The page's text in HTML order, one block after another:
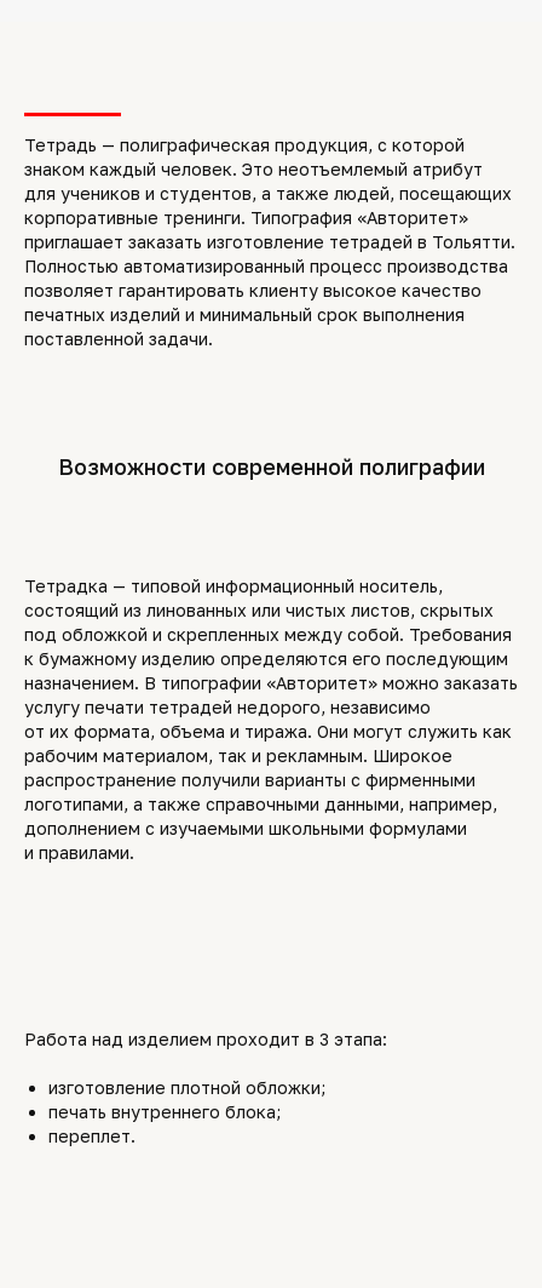
Тетрадь — полиграфическая продукция, с которой
знаком каждый человек. Это неотъемлемый атрибут
для учеников и студентов, а также людей, посещающих
корпоративные тренинги. Типография «Авторитет»
приглашает заказать изготовление тетрадей в Тольятти.
Полностью автоматизированный процесс производства
позволяет гарантировать клиенту высокое качество
печатных изделий и минимальный срок выполнения
поставленной задачи.
Возможности современной полиграфии
Тетрадка — типовой информационный носитель,
состоящий из линованных или чистых листов, скрытых
под обложкой и скрепленных между собой. Требования
к бумажному изделию определяются его последующим
назначением. В типографии «Авторитет» можно заказать
услугу печати тетрадей недорого, независимо
от их формата, объема и тиража. Они могут служить как
рабочим материалом, так и рекламным. Широкое
распространение получили варианты с фирменными
логотипами, а также справочными данными, например,
дополнением с изучаемыми школьными формулами
и правилами.
Работа над изделием проходит в 3 этапа:
изготовление плотной обложки;
печать внутреннего блока;
переплет.